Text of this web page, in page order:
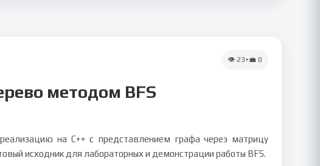
👁 23•💼 0
методом BFS
на C++ с представлением графа через матрицу
исходник для лабораторных и демонстрации работы BFS.